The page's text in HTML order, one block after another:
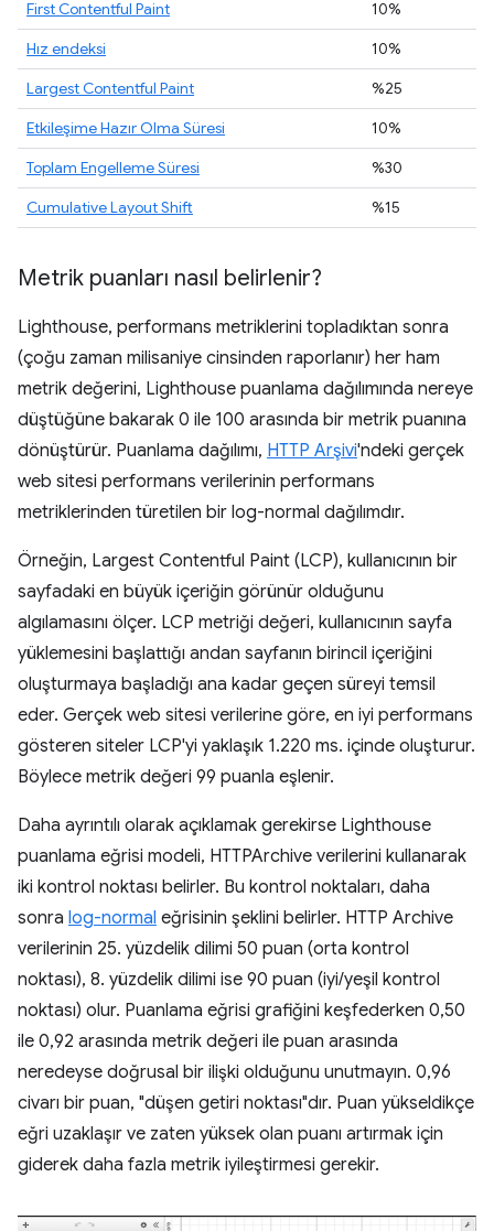
First Contentful Paint
10%
Hız endeksi
10%
Largest Contentful Paint
%25
Etkileşime Hazır Olma Süresi
10%
Toplam Engelleme Süresi
%30
Cumulative Layout Shift
%15
Metrik puanları nasıl belirlenir?
Lighthouse, performans metriklerini topladıktan sonra
(çoğu zaman milisaniye cinsinden raporlanır) her ham
metrik değerini, Lighthouse puanlama dağılımında nereye
düştüğüne bakarak 0 ile 100 arasında bir metrik puanına
dönüştürür. Puanlama dağılımı, HTTP Arşivi'ndeki gerçek
web sitesi performans verilerinin performans
metriklerinden türetilen bir log-normal dağılımdır.
Örneğin, Largest Contentful Paint (LCP), kullanıcının bir
sayfadaki en büyük içeriğin görünür olduğunu
algılamasını ölçer. LCP metriği değeri, kullanıcının sayfa
yüklemesini başlattığı andan sayfanın birincil içeriğini
oluşturmaya başladığı ana kadar geçen süreyi temsil
eder. Gerçek web sitesi verilerine göre, en iyi performans
gösteren siteler LCP'yi yaklaşık 1.220 ms. içinde oluşturur.
Böylece metrik değeri 99 puanla eşlenir.
Daha ayrıntılı olarak açıklamak gerekirse Lighthouse
puanlama eğrisi modeli, HTTPArchive verilerini kullanarak
iki kontrol noktası belirler. Bu kontrol noktaları, daha
sonra log-normal eğrisinin şeklini belirler. HTTP Archive
verilerinin 25. yüzdelik dilimi 50 puan (orta kontrol
noktası), 8. yüzdelik dilimi ise 90 puan (iyi/yeşil kontrol
noktası) olur. Puanlama eğrisi grafiğini keşfederken 0,50
ile 0,92 arasında metrik değeri ile puan arasında
neredeyse doğrusal bir ilişki olduğunu unutmayın. 0,96
civarı bir puan, "düşen getiri noktası"dır. Puan yükseldikçe
eğri uzaklaşır ve zaten yüksek olan puanı artırmak için
giderek daha fazla metrik iyileştirmesi gerekir.